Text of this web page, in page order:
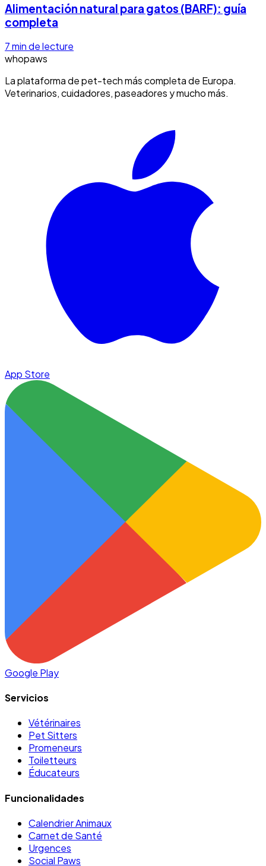
Alimentación natural para gatos (BARF): guía
completa
7min de lecture
whopaws
La plataforma de pet-tech más completa de Europa.
Veterinarios, cuidadores, paseadores y mucho más.
App Store
Google Play
Servicios
Vétérinaires
Pet Sitters
Promeneurs
Toiletteurs
Éducateurs
Funcionalidades
Calendrier Animaux
Carnet de Santé
Urgences
Social Paws